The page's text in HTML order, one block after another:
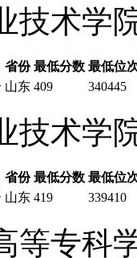
技术学
省份 最低分数 最低位
山东 409 340445
技术学
省份 最低分数 最低位
山东 419 339410
等专科